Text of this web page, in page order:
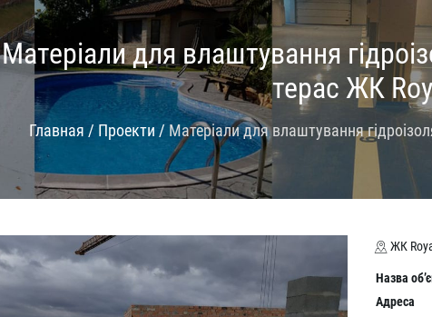
Матеріали для влаштування
терас ЖК
Главная / Проекти / Матеріали для влаштування
ЖК
Назва об’є
Адреса